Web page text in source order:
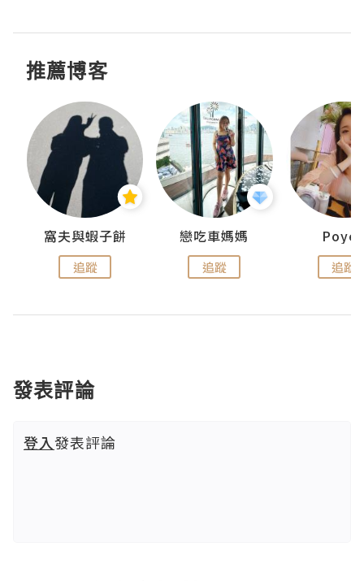
推薦博客
窩夫與蝦子餅
追蹤
戀吃車媽媽
追蹤 追蹤
發表評論
登入發表評論